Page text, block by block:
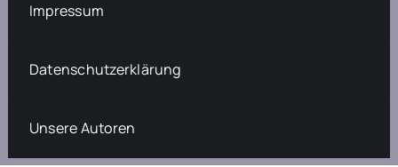
Impressum
Datenschutzerklärung
Unsere Autoren